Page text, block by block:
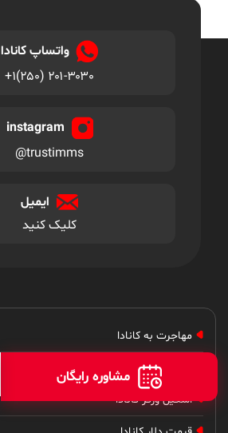
مشاوره رایگان
واتساپ کانادا
+۱(۲۵۰) ۲۰۱-۳۰۳۰
instagram
@trustimms
ایمیل
کلیک کنید
مهاجرت به کانادا
سرمایه گذاری در کانادا
اسکیل ورکر کانادا